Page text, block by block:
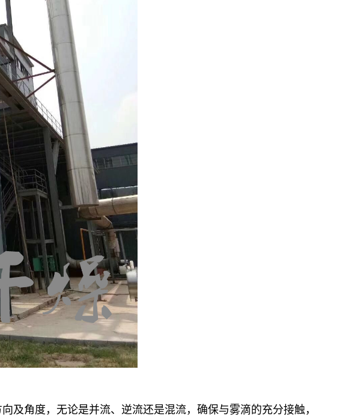
及角度，无论是并流、逆流还是混流，确保与雾滴的充分接触，